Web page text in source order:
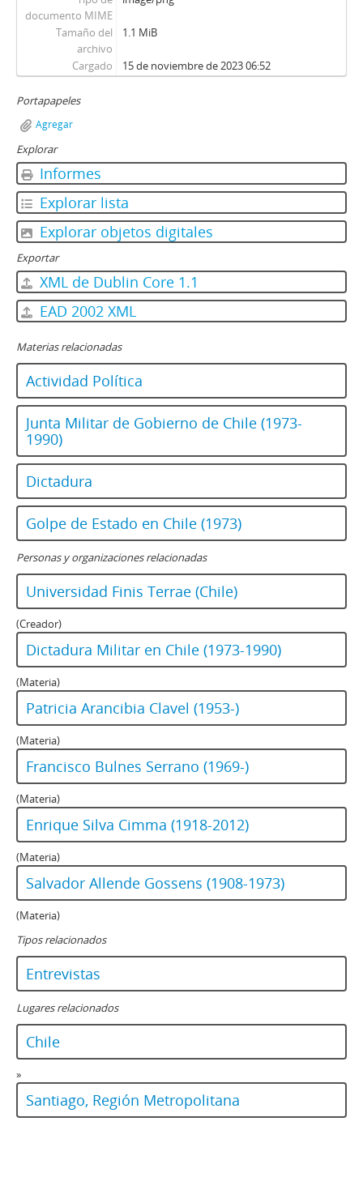
documento MIME
Tamaño del
archivo
1.1 MiB
Cargado 15 de noviembre de 2023 06:52
Portapapeles
Agregar
Explorar
Informes
Explorar lista
Explorar objetos digitales
Exportar
XML de Dublin Core 1.1
EAD 2002 XML
Materias relacionadas
Actividad Política
Junta Militar de Gobierno de Chile (1973-
1990)
Dictadura
Golpe de Estado en Chile (1973)
Personas y organizaciones relacionadas
Universidad Finis Terrae (Chile)
(Creador)
Dictadura Militar en Chile (1973-1990)
(Materia)
Patricia Arancibia Clavel (1953-)
(Materia)
Francisco Bulnes Serrano (1969-)
(Materia)
Enrique Silva Cimma (1918-2012)
(Materia)
Salvador Allende Gossens (1908-1973)
(Materia)
Tipos relacionados
Entrevistas
Lugares relacionados
Chile
»
Santiago, Región Metropolitana